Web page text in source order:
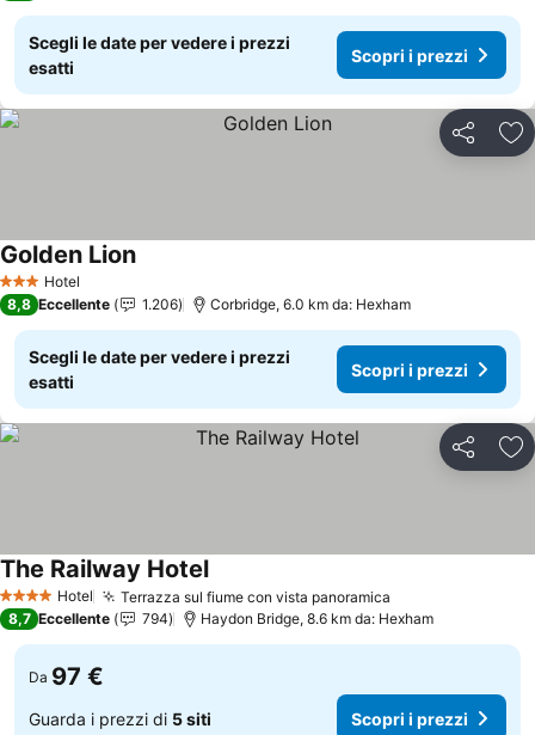
Scegli le date per vedere i prezzi
esatti
Scopri i prezzi
Condividi
3 StelleHotel
Golden Lion
8,8 Eccellente 1.206 Corbridge, 6.0 km da: Hexham
Scegli le date per vedere i prezzi
esatti
Scopri i prezzi
Condividi
4 Stelle Hotel Terrazza sul fiume con vista panoramica
The Railway Hotel
8,7 Eccellente 794 Haydon Bridge, 8.6 km da: Hexham
Da 97 €
Guarda i prezzi di 5 siti Scopri i prezzi